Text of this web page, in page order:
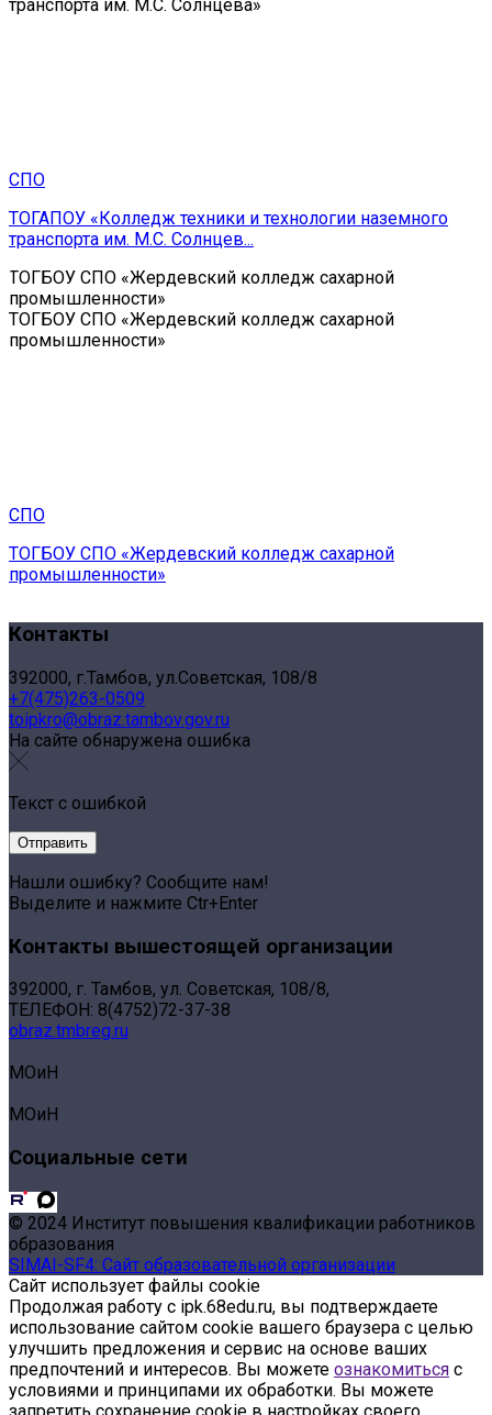
транспорта им. М.С. Солнцева»
СПО
ТОГАПОУ «Колледж техники и технологии наземного
транспорта им. М.С. Солнцев...
ТОГБОУ СПО «Жердевский колледж сахарной
промышленности»
ТОГБОУ СПО «Жердевский колледж сахарной
промышленности»
СПО
ТОГБОУ СПО «Жердевский колледж сахарной
промышленности»
Контакты
392000, г.Тамбов, ул.Советская, 108/8
+7(475)263-0509
toipkro@obraz.tambov.gov.ru
На сайте обнаружена ошибка
Текст с ошибкой
Нашли ошибку? Сообщите нам!
Выделите и нажмите Ctr+Enter
Контакты вышестоящей организации
392000, г. Тамбов, ул. Советская, 108/8,
ТЕЛЕФОН: 8(4752)72-37-38
obraz.tmbreg.ru
МОиН
МОиН
Социальные сети
© 2024 Институт повышения квалификации работников
образования
SIMAI-SF4: Сайт образовательной организации
Сайт использует файлы cookie
Продолжая работу с ipk.68edu.ru, вы подтверждаете
использование сайтом cookie вашего браузера с целью
улучшить предложения и сервис на основе ваших
предпочтений и интересов. Вы можете ознакомиться с
условиями и принципами их обработки. Вы можете